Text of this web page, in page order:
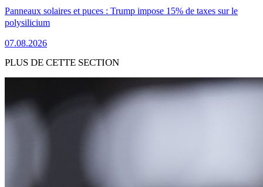
Panneaux solaires et puces : Trump impose 15% de taxes sur le
polysilicium
07.08.2026
PLUS DE CETTE SECTION